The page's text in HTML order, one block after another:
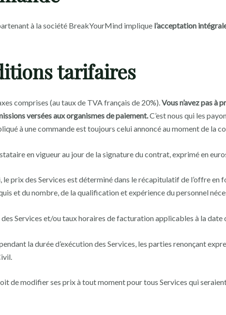
à la société BreakYourMind implique l’acceptation
tarifaires
comprises (au taux de TVA français de 20%).Vous n’avez pas à
versées aux organismes de paiement.C’est nous qui les
à une commande est toujours celui annoncé au moment de la
en vigueur au jour de la signature du contrat, exprimé en
prix des Services est déterminé dans le récapitulatif de l’offre en
et du nombre, de la qualification et expérience du personnel
Services et/ou taux horaires de facturation applicables à la date
la durée d’exécution des Services, les parties renonçant
de modifier ses prix à tout moment pour tous Services qui